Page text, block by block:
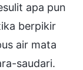
apa pun
berpikir
air mata
saudari.